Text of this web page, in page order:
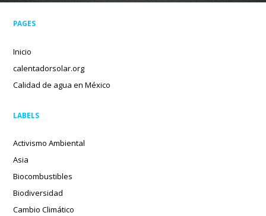
PAGES
Inicio
calentadorsolar.org
Calidad de agua en México
LABELS
Activismo Ambiental
Asia
Biocombustibles
Biodiversidad
Cambio Climático